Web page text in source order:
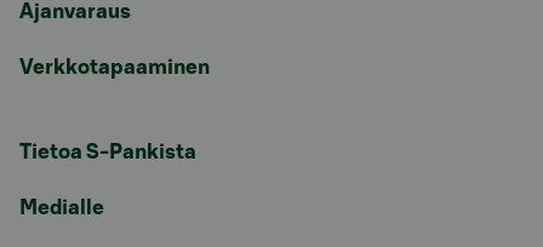
Ajanvaraus
Verkkotapaaminen
Tietoa S-Pankista
Medialle